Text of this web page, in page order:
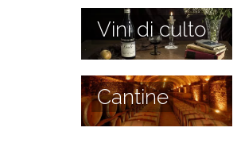
Vini di culto
Cantine